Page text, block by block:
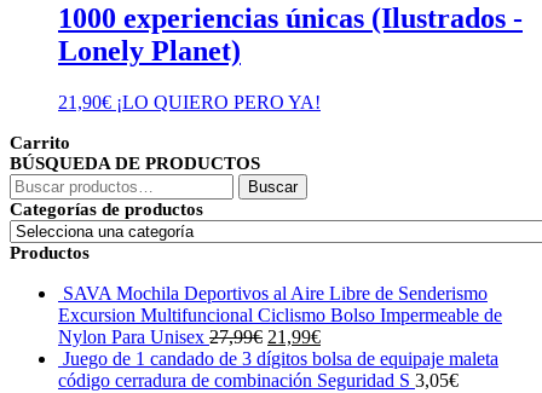
1000 experiencias únicas (Ilustrados -
Lonely Planet)
21,90€ ¡LO QUIERO PERO YA!
Carrito
BÚSQUEDA DE PRODUCTOS
Buscar
por:
Buscar
Categorías de productos
Productos
SAVA Mochila Deportivos al Aire Libre de Senderismo
Excursion Multifuncional Ciclismo Bolso Impermeable de
Nylon Para Unisex 27,99€ El
precio
original
21,99€El
precio
actual
Juego de 1 candado de 3 dígitos bolsa de equipaje maleta
código cerradura de combinación Seguridad S 3,05€